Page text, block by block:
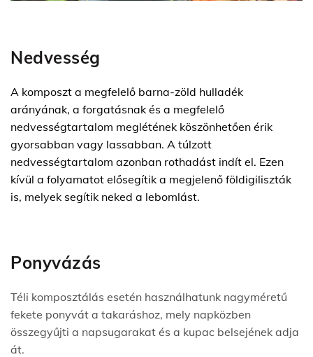
Nedvesség
A komposzt a megfelelő barna-zöld hulladék
arányának, a forgatásnak és a megfelelő
nedvességtartalom meglétének köszönhetően érik
gyorsabban vagy lassabban. A túlzott
nedvességtartalom azonban rothadást indít el. Ezen
kívül a folyamatot elősegítik a megjelenő földigiliszták
is, melyek segítik neked a lebomlást.
Ponyvázás
Téli komposztálás esetén használhatunk nagyméretű
fekete ponyvát a takaráshoz, mely napközben
összegyűjti a napsugarakat és a kupac belsejének adja
át.